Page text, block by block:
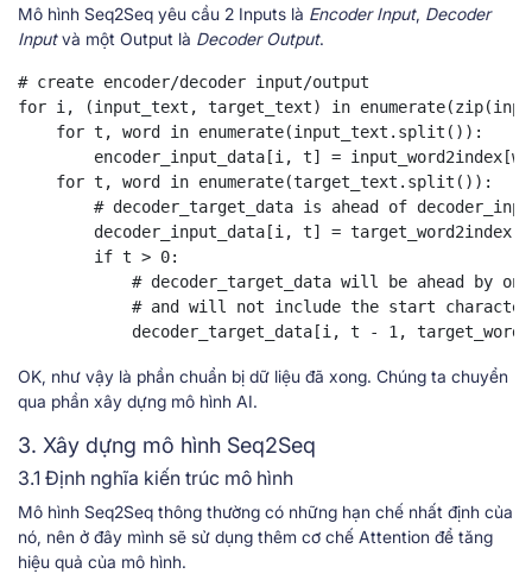
Mô hình Seq2Seq yêu cầu 2 Inputs là Encoder Input, Decoder
Inputvà một Output là Decoder Output.
# create encoder/decoder input/output
for i, (input_text, target_text) in
    for t, word in enumerate(input_text.split()):
encoder_input_data[i, t] =
    for t, word in enumerate(target_text.split()):
# decoder_target_data is ahead of
decoder_input_data[i, t] =
        if t > 0:
# decoder_target_data will be ahead by
# and will not include the start
decoder_target_data[i, t - 1,
OK, như vậy là phần chuẩn bị dữ liệu đã xong. Chúng ta chuyển
qua phần xây dựng mô hình AI.
3. Xây dựng mô hình Seq2Seq
3.1 Định nghĩa kiến trúc mô hình
Mô hình Seq2Seq thông thường có những hạn chế nhất định của
nó, nên ở đây mình sẽ sử dụng thêm cơ chế Attention để tăng
hiệu quả của mô hình.